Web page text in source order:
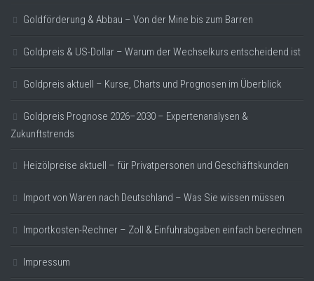
Goldförderung & Abbau – Von der Mine bis zum Barren
Goldpreis & US-Dollar – Warum der Wechselkurs entscheidend ist
Goldpreis aktuell – Kurse, Charts und Prognosen im Überblick
Goldpreis Prognose 2026–2030 – Expertenanalysen &
Zukunftstrends
Heizölpreise aktuell – für Privatpersonen und Geschäftskunden
Import von Waren nach Deutschland – Was Sie wissen müssen
Importkosten-Rechner – Zoll & Einfuhrabgaben einfach berechnen
Impressum